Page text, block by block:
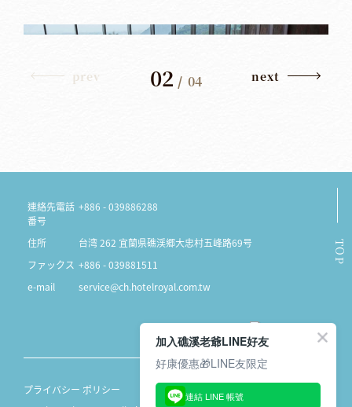
prev 02 /04 next
TOP
連絡先電話
番号
+886 - 039886288
住所
台湾 262 宜蘭県礁渓郷大忠村五峰路69号
ファックス +886 - 039881511
e-mail
service@ch.hotelroyal.com.tw
プライバシー ポリシー
加入礁溪老爺LINE好友
好康優惠🎁LINE友限定
連結 LINE 帳號